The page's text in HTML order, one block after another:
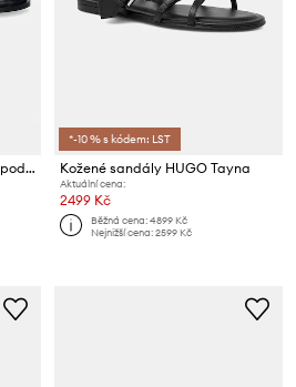
HUGO pantofle na plochém podpatku dámské kožené Amaryl
*-10 % s kódem: LST
Kožené sandály HUGO Tayna
Aktuální cena:
2499 Kč
Běžná cena:4899 Kč
Nejnižší cena:2599 Kč